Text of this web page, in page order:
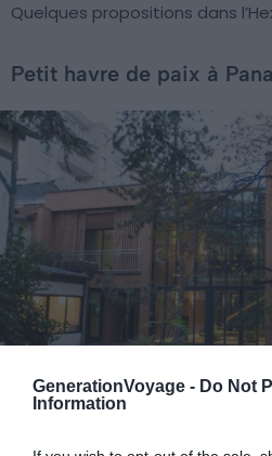
GenerationVoyage - Do Not
Information
Quelques propositions dans
Petit havre de paix à